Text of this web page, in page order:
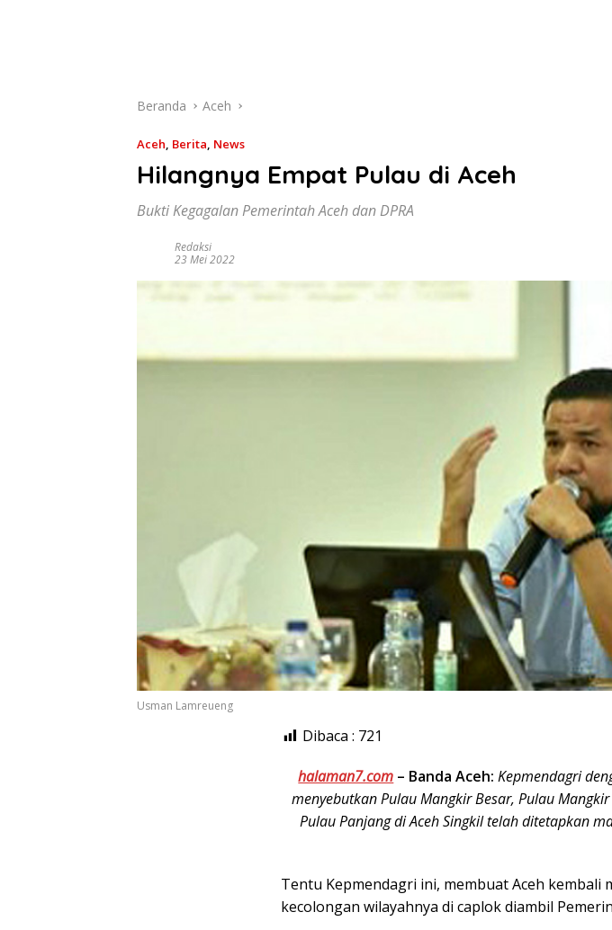
Beranda Aceh
Aceh, Berita, News
Hilangnya Empat Pulau di Aceh
Bukti Kegagalan Pemerintah Aceh dan DPRA
Redaksi
23 Mei 2022
Usman Lamreueng
Dibaca : 721
halaman7.com – Banda Aceh: Kepmendagri
menyebutkan Pulau Mangkir Besar, Pulau
Pulau Panjang di Aceh Singkil telah ditetapkan
Tentu Kepmendagri ini, membuat Aceh kembali
kecolongan wilayahnya di caplok diambil